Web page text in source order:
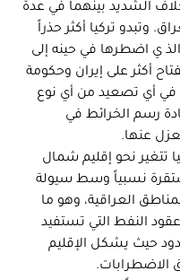
الشديد بينهما في عدة
وتبدو تركيا أكثر حذراً
الذ ي اضطرها في حينه إلى
أكثر على إيران وحكومة
في أي تصعيد من أي نوع
رسم الخرائط في
عنها.
تتغير نحو إقليم شمال
نسبياً وسط سيولة
العراقية، وهو ما
النفط التي تستفيد
حيث يشكل الإقليم
الاضطرابات.